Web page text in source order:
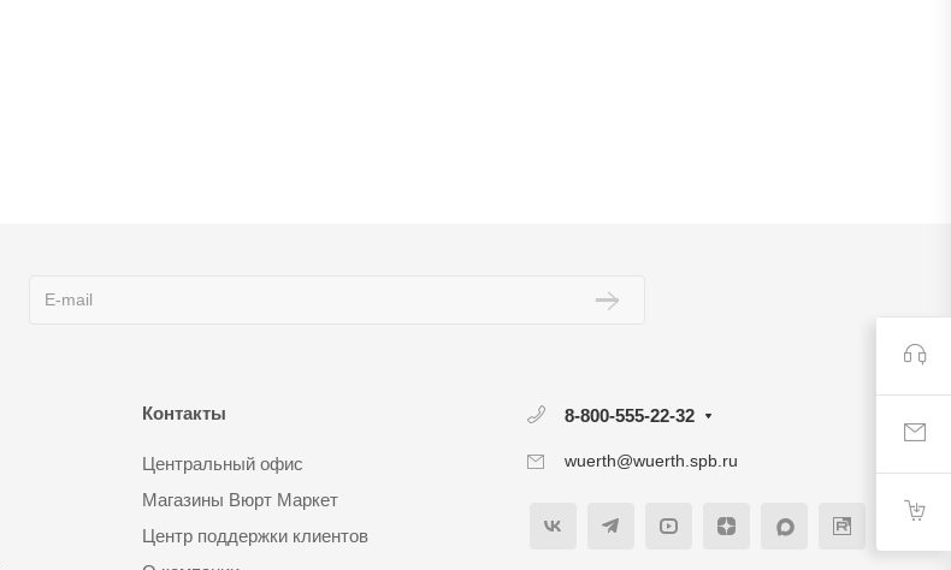
Контакты
Центральный офис
Магазины Вюрт Маркет
Центр поддержки клиентов
8-800-555-22-32
wuerth@wuerth.spb.ru